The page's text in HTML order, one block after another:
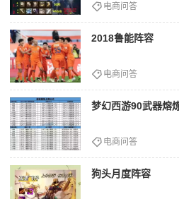
电商问答
2018鲁能阵容
电商问答
梦幻西游90武器熔
电商问答
狗头月度阵容